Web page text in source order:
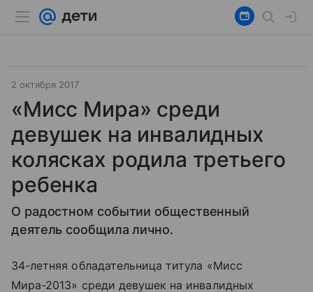
2 октября 2017
«Мисс Мира» среди
девушек на инвалидных
колясках родила третьего
ребенка
О радостном событии общественный
деятель сообщила лично.
34-летняя обладательница титула «Мисс
Мира-2013» среди девушек на инвалидных